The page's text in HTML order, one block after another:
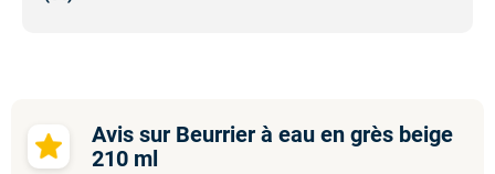
Avis sur Beurrier à eau en grès beige
210 ml